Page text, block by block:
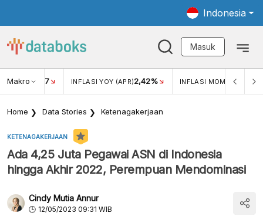
Indonesia
Masuk
Makro
USD/IDR 17 INFLASI YOY (APR)2,42% INFLASI MOM (APR)
Home Data Stories Ketenagakerjaan
KETENAGAKERJAAN
Ada 4,25 Juta Pegawai ASN di Indonesia
hingga Akhir 2022, Perempuan Mendominasi
Cindy Mutia Annur
12/05/2023 09:31 WIB